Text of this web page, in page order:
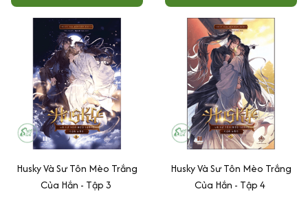
Husky Và Sư Tôn Mèo Trắng
Của Hắn - Tập 3
Husky Và Sư Tôn Mèo Trắng
Của Hắn - Tập 4